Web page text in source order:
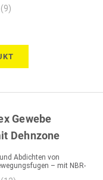
(9)
Gewebe
Dehnzone
Abdichten von
– mit NBR-